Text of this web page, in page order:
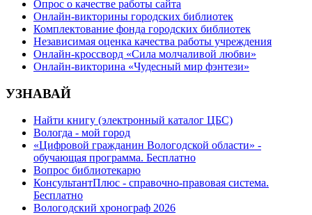
Опрос о качестве работы сайта
Онлайн-викторины городских библиотек
Комплектование фонда городских библиотек
Независимая оценка качества работы учреждения
Онлайн-кроссворд «Сила молчаливой любви»
Онлайн-викторина «Чудесный мир фэнтези»
УЗНАВАЙ
Найти книгу (электронный каталог ЦБС)
Вологда - мой город
«Цифровой гражданин Вологодской области» -
обучающая программа. Бесплатно
Вопрос библиотекарю
КонсультантПлюс - справочно-правовая система.
Бесплатно
Вологодский хронограф 2026